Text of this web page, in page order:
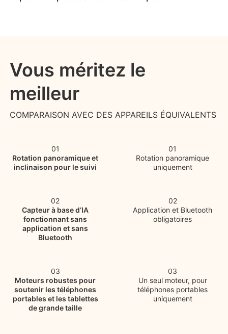
Vous méritez le
meilleur
COMPARAISON AVEC DES APPAREILS ÉQUIVALENTS
01
Rotation panoramique et
inclinaison pour le suivi
01
Rotation panoramique
uniquement
02
Capteur à base d’IA
fonctionnant sans
application et sans
Bluetooth
02
Application et Bluetooth
obligatoires
03
Moteurs robustes pour
soutenir les téléphones
portables et les tablettes
de grande taille
03
Un seul moteur, pour
téléphones portables
uniquement